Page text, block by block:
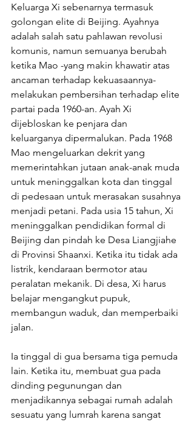
Keluarga Xi sebenarnya termasuk
golongan elite di Beijing. Ayahnya
adalah salah satu pahlawan revolusi
komunis, namun semuanya berubah
ketika Mao -yang makin khawatir atas
ancaman terhadap kekuasaannya-
melakukan pembersihan terhadap elite
partai pada 1960-an. Ayah Xi
dijebloskan ke penjara dan
keluarganya dipermalukan. Pada 1968
Mao mengeluarkan dekrit yang
memerintahkan jutaan anak-anak muda
untuk meninggalkan kota dan tinggal
di pedesaan untuk merasakan susahnya
menjadi petani. Pada usia 15 tahun, Xi
meninggalkan pendidikan formal di
Beijing dan pindah ke Desa Liangjiahe
di Provinsi Shaanxi. Ketika itu tidak ada
listrik, kendaraan bermotor atau
peralatan mekanik. Di desa, Xi harus
belajar mengangkut pupuk,
membangun waduk, dan memperbaiki
jalan.
Ia tinggal di gua bersama tiga pemuda
lain. Ketika itu, membuat gua pada
dinding pegunungan dan
menjadikannya sebagai rumah adalah
sesuatu yang lumrah karena sangat